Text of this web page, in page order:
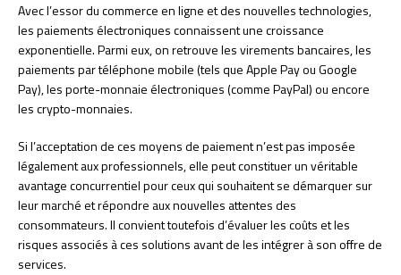
Avec l’essor du commerce en ligne et des nouvelles technologies,
les paiements électroniques connaissent une croissance
exponentielle. Parmi eux, on retrouve les virements bancaires, les
paiements par téléphone mobile (tels que Apple Pay ou Google
Pay), les porte-monnaie électroniques (comme PayPal) ou encore
les crypto-monnaies.
Si l’acceptation de ces moyens de paiement n’est pas imposée
légalement aux professionnels, elle peut constituer un véritable
avantage concurrentiel pour ceux qui souhaitent se démarquer sur
leur marché et répondre aux nouvelles attentes des
consommateurs. Il convient toutefois d’évaluer les coûts et les
risques associés à ces solutions avant de les intégrer à son offre de
services.